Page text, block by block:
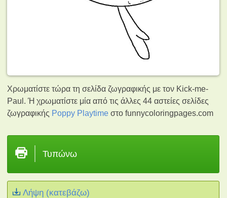
Χρωματίστε τώρα τη σελίδα ζωγραφικής με τον Kick-me-
Paul. Ή χρωματίστε μία από τις άλλες 44 αστείες σελίδες
ζωγραφικής Poppy Playtime στο funnycoloringpages.com
Τυπώνω
Λήψη (κατεβάζω)